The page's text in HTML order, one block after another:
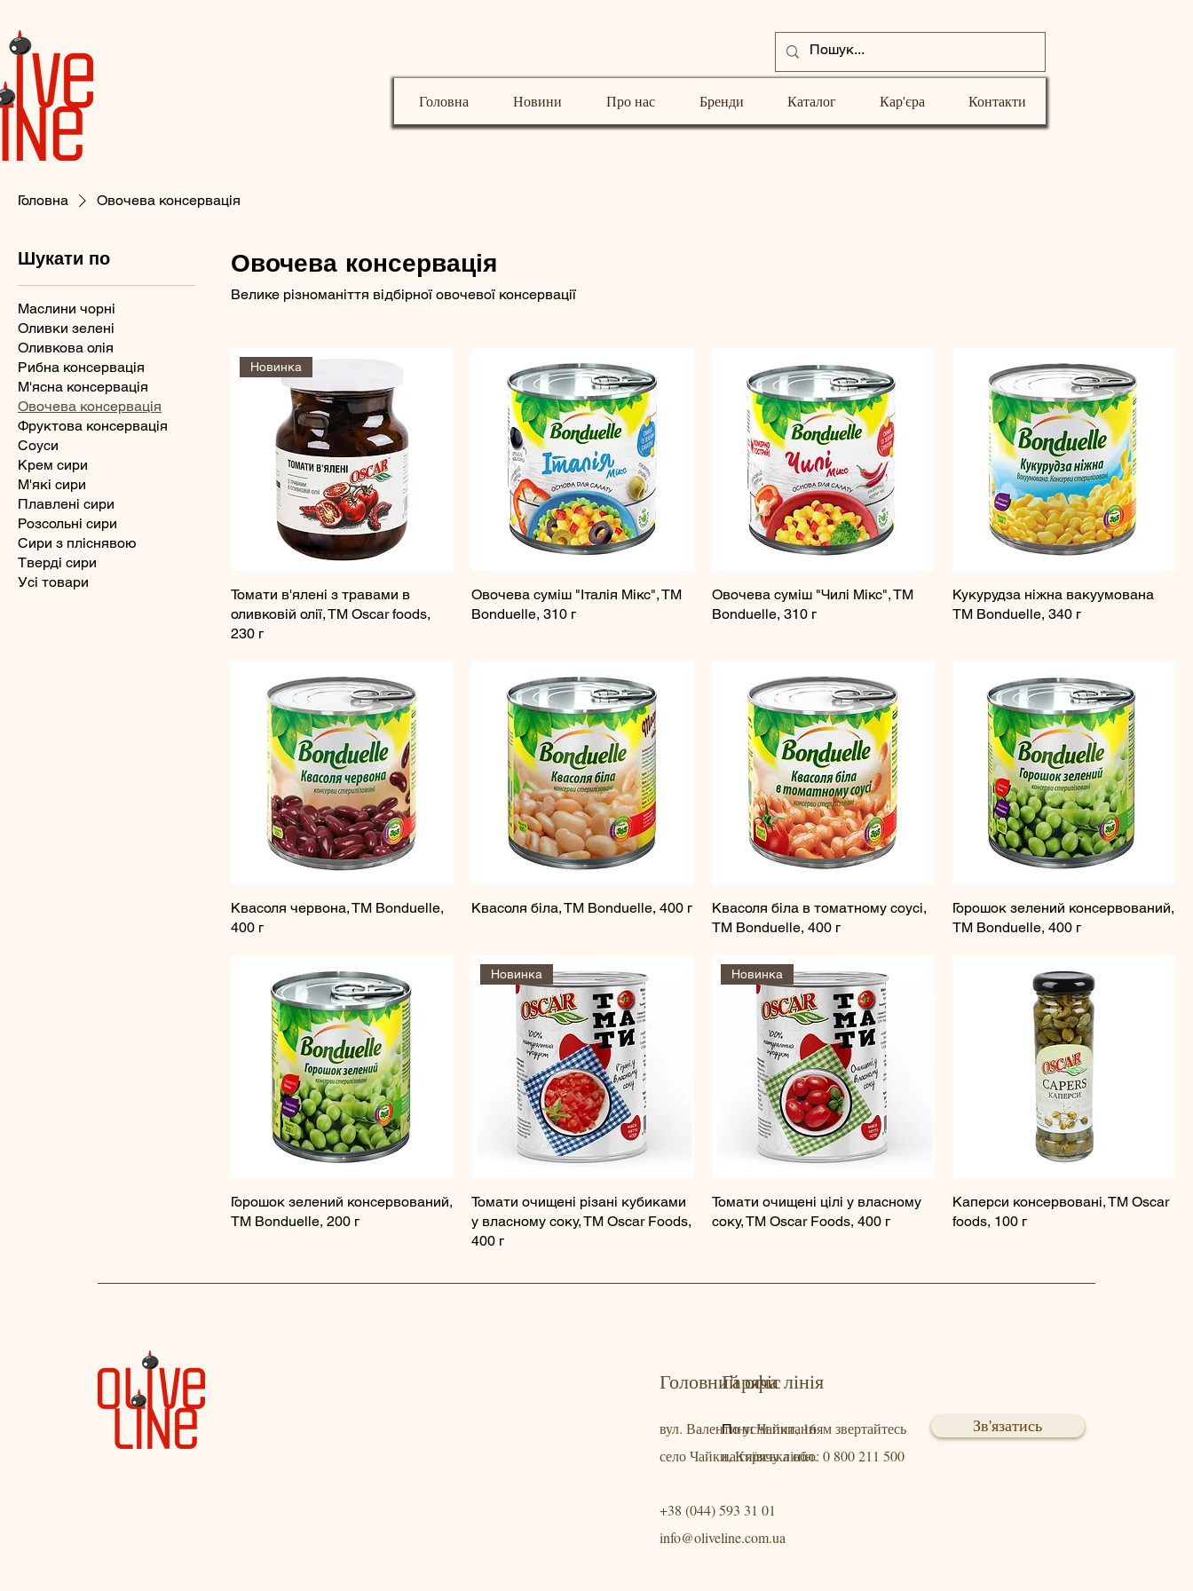
Головна Новини Про нас Бренди Каталог Кар'єра Контакти
Головна Овочева консервація
Шукати по
Маслини чорні
Оливки зелені
Оливкова олія
Рибна консервація
М'ясна консервація
Овочева консервація
Фруктова консервація
Соуси
Крем сири
М'які сири
Плавлені сири
Розсольні сири
Сири з пліснявою
Тверді сири
Усі товари
Овочева консервація
Велике різноманіття відбірної овочевої консервації
Новинка
Томати в'ялені з травами в
оливковій олії, ТМ Oscar foods,
230 г
Овочева суміш "Італія Мікс", ТМ
Bonduelle, 310 г
Овочева суміш "Чилі Мікс", ТМ
Bonduelle, 310 г
Кукурудза ніжна вакуумована
ТМ Bonduelle, 340 г
Квасоля червона, ТМ Bonduelle,
400 г
Квасоля біла, ТМ Bonduelle, 400 г
Квасоля бiла в томатному соусі,
ТМ Bonduelle, 400 г
Горошок зелений консервований,
ТМ Bonduelle, 400 г
Горошок зелений консервований,
ТМ Bonduelle, 200 г
Новинка
Томати очищені різані кубиками
у власному соку, ТМ Oscar Foods,
400 г
Новинка
Томати очищені цілі у власному
соку, ТМ Oscar Foods, 400 г
Каперси консервовані, ТМ Oscar
foods, 100 г
Гаряча лінія
По усім питанням звертайтесь
на гярячу лінію: 0 800 211 500
Зв'язатись
+38 (044) 593 31 01
info@oliveline.com.ua
вул. Валентини Чайки, 16
село Чайки, Київська обл.
Головний офіс